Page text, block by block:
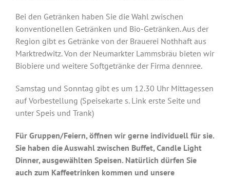
Bei den Getränken haben Sie die Wahl zwischen
konventionellen Getränken und Bio-Getränken. Aus der
Region gibt es Getränke von der Brauerei Nothhaft aus
Marktredwitz. Von der Neumarkter Lammsbräu bieten wir
Biobiere und weitere Softgetränke der Firma dennree.
Samstag und Sonntag gibt es um 12.30 Uhr Mittagessen
auf Vorbestellung (Speisekarte s. Link erste Seite und
unter Speis und Trank)
Für Gruppen/Feiern, öffnen wir gerne individuell für sie.
Sie haben die Auswahl zwischen Buffet, Candle Light
Dinner, ausgewählten Speisen. Natürlich dürfen Sie
auch zum Kaffeetrinken kommen und unsere